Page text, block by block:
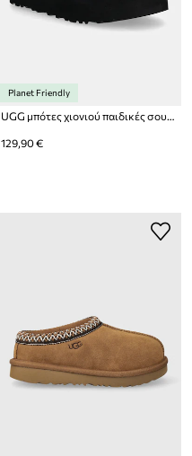
Planet Friendly
UGG μπότες χιονιού παιδικές σουέτ CLASSIC ULTRA MINPLATFORM
129,90 €